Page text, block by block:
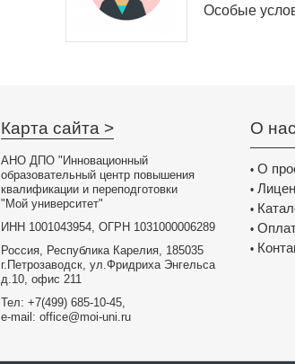
Особые
Карта сайта >
АНО ДПО "Инновационный
образовательный центр повышения
квалификации и переподготовки
"Мой университет"
ИНН 1001043954, ОГРН 1031000006289
Россия, Республика Карелия, 185035
г.Петрозаводск, ул.Фридриха Энгельса
д.10, офис 211
Тел: +7(499) 685-10-45,
e-mail: office@moi-uni.ru
О нас
• О
•
•
•
•